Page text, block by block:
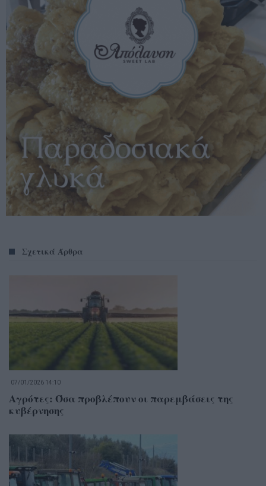
Σχετικά Άρθρα
07/01/2026 14:10
Αγρότες: Όσα προβλέπουν οι παρεμβάσεις της
κυβέρνησης